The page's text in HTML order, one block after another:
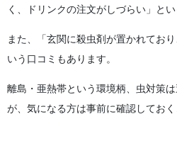
く、ドリンクの注文がしづらい」とい
また、「玄関に殺虫剤が置かれてお
いう口コミもあります。
離島・亜熱帯という環境柄、虫対策
が、気になる方は事前に確認しておく